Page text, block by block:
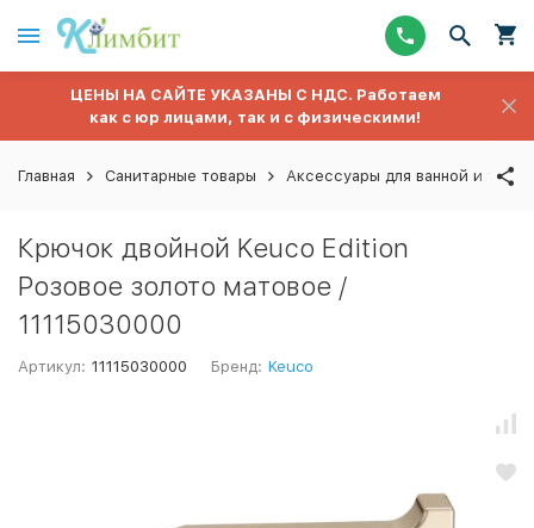
ЦЕНЫ НА САЙТЕ УКАЗАНЫ С НДС. Работаем
как с юр лицами, так и с физическими!
Главная Санитарные товары Аксессуары для ванной и
Крючок двойной Keuco Edition
Розовое золото матовое /
11115030000
Артикул: 11115030000 Бренд: Keuco